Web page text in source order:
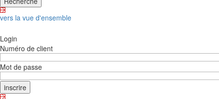
vers la vue d'ensemble
Login
Numéro de client
Mot de passe